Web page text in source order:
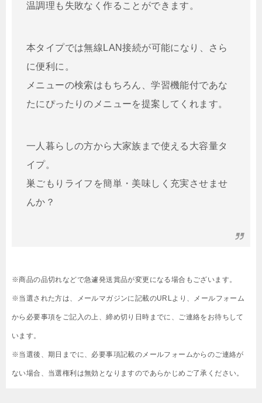
温調理も失敗なく作ることができます。
本タイプでは無線LAN接続が可能になり、さら
に便利に。
メニューの検索はもちろん、学習機能付であな
たにぴったりのメニューを提案してくれます。
一人暮らしの方から大家族まで使える大容量タ
イプ。
巣ごもりライフを簡単・美味しく充実させませ
んか？
※商品の品切れなどで急遽発送賞品が変更になる場合もございます。
※当選された方は、メールマガジンに記載のURLより、メールフォーム
から必要事項をご記入の上、締め切り日時までに、ご連絡をお待ちして
います。
※当選後、期日までに、必要事項記載のメールフォームからのご連絡が
ない場合、当選権利は無効となりますのであらかじめご了承ください。